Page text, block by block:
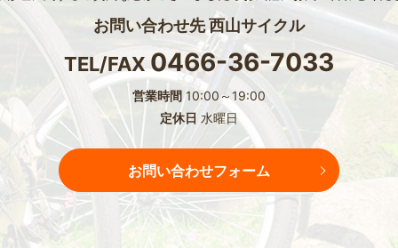
お問い合わせ先 西山サイクル
TEL/FAX0466-36-7033
営業時間10:00～19:00
定休日 水曜日
お問い合わせフォーム